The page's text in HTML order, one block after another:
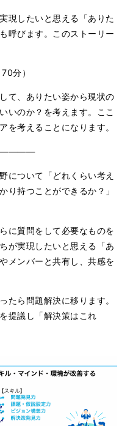
現したいと思える「ありた
呼びます。このストーリー
分）
て、ありたい姿から現状の
いのか？を考えます。ここ
を考えることになります。
について「どれくらい考え
り持つことができるか？」
に質問をして必要なものを
が実現したいと思える「あ
メンバーと共有し、共感を
たら問題解決に移ります。
提議し「解決策はこれ